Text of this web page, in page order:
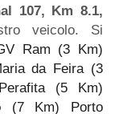
107, Km 8.1,
veicolo. Si
Ram (3 Km)
da Feira (3
Perafita (5 Km)
(7 Km) Porto